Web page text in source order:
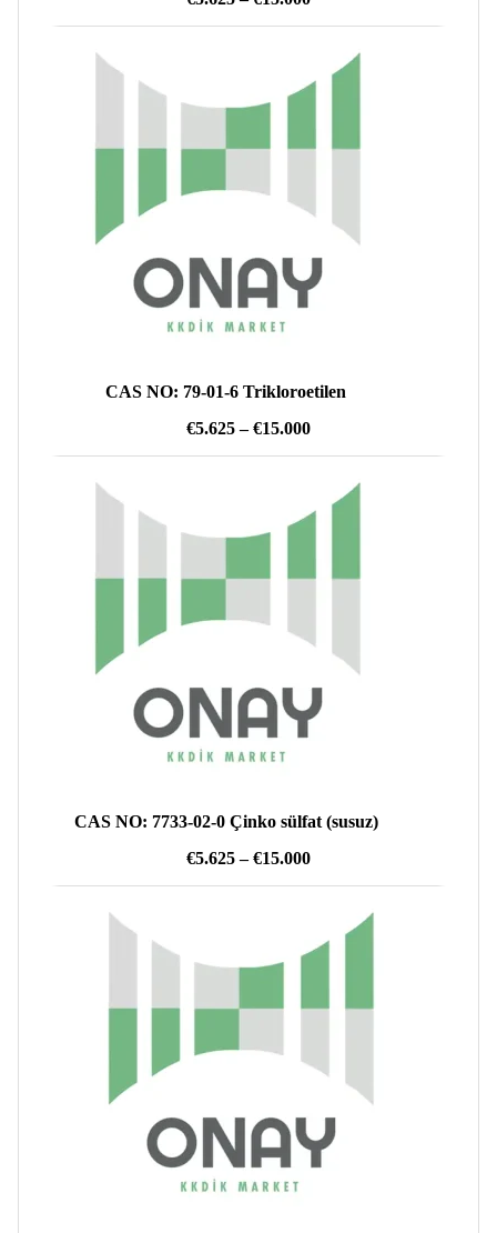
aralığı:
€5.625
-
CAS NO: 79-01-6 Trikloroetilen
€5.625 –€15.000Fiyat
aralığı:
€5.625
-
CAS NO: 7733-02-0 Çinko sülfat (susuz)
€5.625 –€15.000Fiyat
aralığı: